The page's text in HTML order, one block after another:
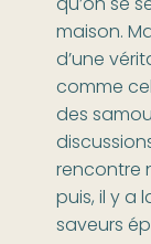
maison.
d’une
comme
des
rencontre
puis, il y a
saveurs